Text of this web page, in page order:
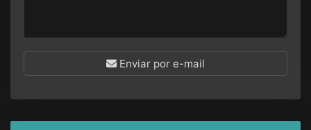
Enviar por e-mail